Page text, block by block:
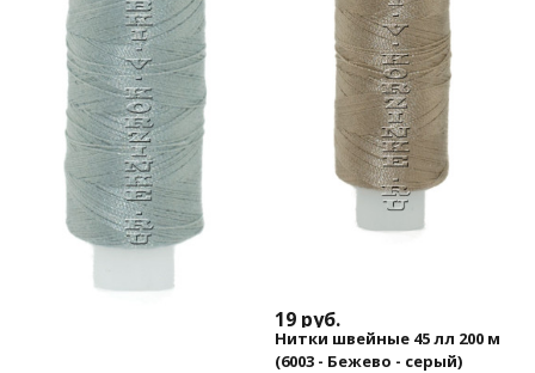
19 руб.
Нитки швейные 45 лл 200 м
(6003 - Бежево - серый)